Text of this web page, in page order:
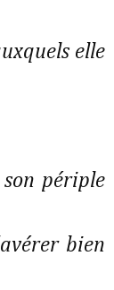
elle
périple
bien